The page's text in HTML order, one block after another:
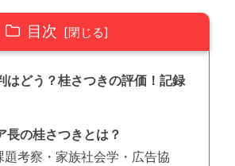
目次
はどう？桂さつきの評価！記録
長の桂さつきとは？
題考察・家族社会学・広告協